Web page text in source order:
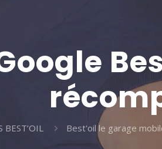
BEST’OIL Best'oil le garage